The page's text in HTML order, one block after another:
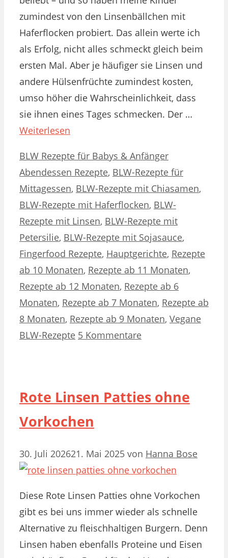
zumindest von den Linsenbällchen mit
Haferflocken probiert. Das allein werte ich
als Erfolg, nicht alles schmeckt gleich beim
ersten Mal. Aber je häufiger sie Linsen und
andere Hülsenfrüchte zumindest kosten,
umso höher die Wahrscheinlichkeit, dass
sie ihnen eines Tages schmecken. Der …
Weiterlesen
Kategorien
BLW Rezepte für Babys & AnfängerSchlagwörter
Abendessen Rezepte, BLW-Rezepte für
Mittagessen, BLW-Rezepte mit Chiasamen,
BLW-Rezepte mit Haferflocken, BLW-
Rezepte mit Linsen, BLW-Rezepte mit
Petersilie, BLW-Rezepte mit Sojasauce,
Fingerfood Rezepte, Hauptgerichte, Rezepte
ab 10 Monaten, Rezepte ab 11 Monaten,
Rezepte ab 12 Monaten, Rezepte ab 6
Monaten, Rezepte ab 7 Monaten, Rezepte ab
8 Monaten, Rezepte ab 9 Monaten, Vegane
BLW-Rezepte 5 Kommentare
Rote Linsen Patties ohne
Vorkochen
30. Juli 202621. Mai 2025 von Hanna Bose
Diese Rote Linsen Patties ohne Vorkochen
gibt es bei uns immer wieder als schnelle
Alternative zu fleischhaltigen Burgern. Denn
Linsen haben ebenfalls Proteine und Eisen